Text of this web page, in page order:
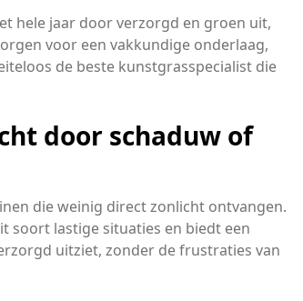
hele jaar door verzorgd en groen uit,
voor een vakkundige onderlaag,
de beste kunstgrasspecialist die
door schaduw of
die weinig direct zonlicht ontvangen.
soort lastige situaties en biedt een
uitziet, zonder de frustraties van